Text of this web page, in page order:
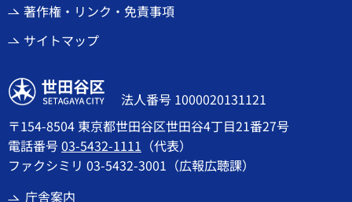
著作権・リンク・免責事項
サイトマップ
世田谷区
法人番号 1000020131121
〒154-8504 東京都世田谷区世田谷4丁目21番27号
電話番号03-5432-1111 （代表）
ファクシミリ 03-5432-3001（広報広聴課）
庁舎案内